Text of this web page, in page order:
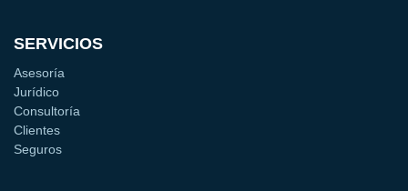
SERVICIOS
Asesoría
Jurídico
Consultoría
Clientes
Seguros